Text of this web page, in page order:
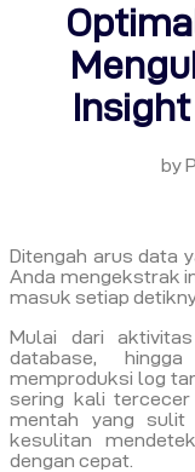
by
Ditengah arus data
Anda mengekstrak
masuk setiap
Mulai dari
database,
memproduksi log
sering kali
mentah yang sulit
kesulitan
dengan cepat.